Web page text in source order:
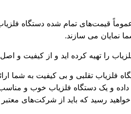
قیمت‌های تمام شده دستگاه
نمایان می سازند.
را تهیه کرده اید و از کیفیت و
فلزیاب تقلبی و بی کیفیت به شما
و یک دستگاه فلزیاب خوب و
رسید که باید از شرکت‌های معتبر